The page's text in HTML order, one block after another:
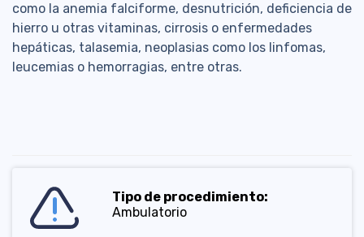
como la anemia falciforme, desnutrición, deficiencia de
hierro u otras vitaminas, cirrosis o enfermedades
hepáticas, talasemia, neoplasias como los linfomas,
leucemias o hemorragias, entre otras.
Tipo de procedimiento:
Ambulatorio